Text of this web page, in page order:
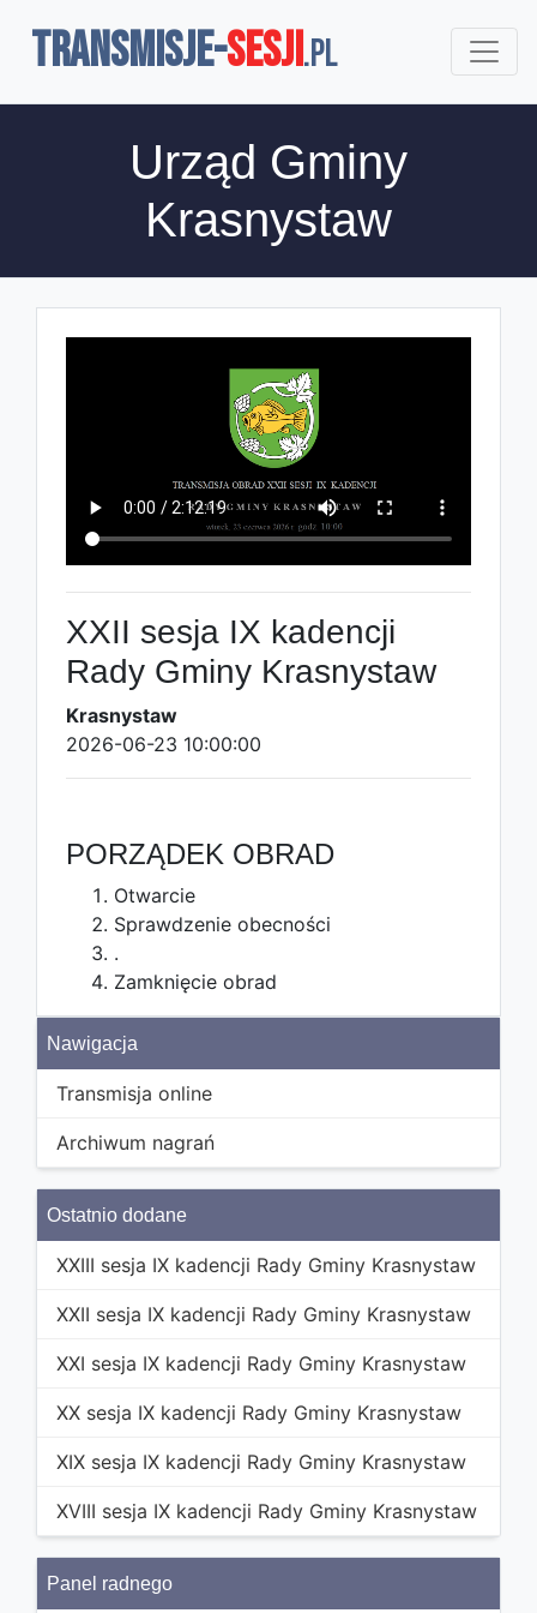
TRANSMISJE-SESJI.pl
Urząd Gminy
Krasnystaw
XXII sesja IX kadencji
Rady Gminy Krasnystaw
Krasnystaw
2026-06-23 10:00:00
PORZĄDEK OBRAD
Otwarcie
Sprawdzenie obecności
.
Zamknięcie obrad
Nawigacja
Transmisja online
Archiwum nagrań
Ostatnio dodane
XXIII sesja IX kadencji Rady Gminy Krasnystaw
XXII sesja IX kadencji Rady Gminy Krasnystaw
XXI sesja IX kadencji Rady Gminy Krasnystaw
XX sesja IX kadencji Rady Gminy Krasnystaw
XIX sesja IX kadencji Rady Gminy Krasnystaw
XVIII sesja IX kadencji Rady Gminy Krasnystaw
Panel radnego